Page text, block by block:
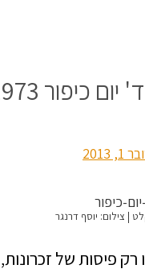
כיפור 1973
2013
| צילום: יוסף דרנגר
פיסות של